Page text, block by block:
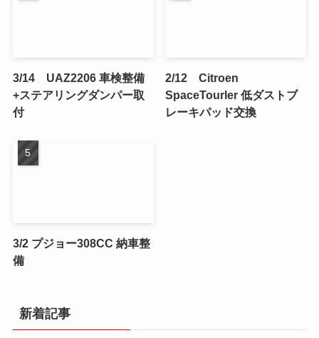
3/14 UAZ2206 車検整備
+ステアリングダンパー取
付
2/12 Citroen
SpaceTourler 低ダストブ
レーキパッド交換
3/2 プジョー308CC 納車整
備
新着記事